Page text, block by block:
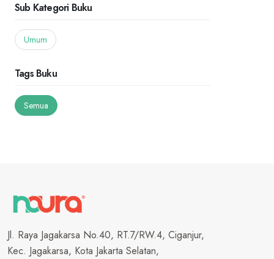
Sub Kategori Buku
Umum
Tags Buku
Semua
Jl. Raya Jagakarsa No.40, RT.7/RW.4, Ciganjur,
Kec. Jagakarsa, Kota Jakarta Selatan,